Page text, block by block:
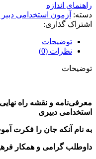
راهنمای اندازه
دسته: آزمون استخدامی
اشتراک گذاری:
توضیحات
نظرات (0)
توضیحات
معرفی‌نامه و نقشه راه
استخدامی دبیری
به نام آنکه جان را فکرت
داوطلب گرامی و همکار